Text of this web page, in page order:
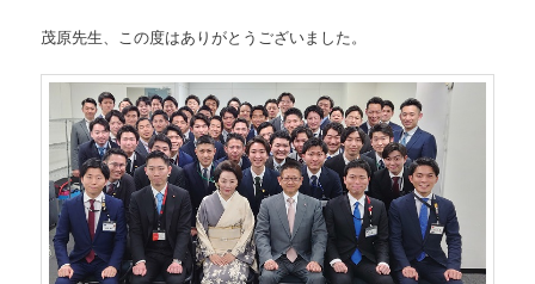
茂原先生、この度はありがとうございました。